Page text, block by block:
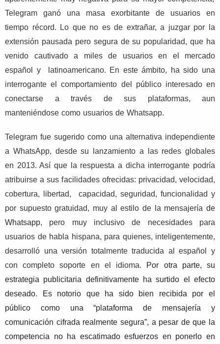
Telegram ganó una masa exorbitante de usuarios en
tiempo récord. Lo que no es de extrañar, a juzgar por la
extensión pausada pero segura de su popularidad, que ha
venido cautivado a miles de usuarios en el mercado
español y
latinoamericano. En este ámbito, ha sido una
interrogante el comportamiento del público interesado en
conectarse a través de sus plataformas, aun
manteniéndose como usuarios de Whatsapp.
Telegram fue sugerido como una alternativa independiente
a WhatsApp, desde su lanzamiento a las redes globales
en 2013. Así que la respuesta a dicha interrogante podría
atribuirse a sus facilidades ofrecidas: privacidad, velocidad,
cobertura, libertad, capacidad, seguridad, funcionalidad y
por supuesto gratuidad, muy al estilo de la mensajería de
Whatsapp, pero muy inclusivo de necesidades para
usuarios de habla hispana, para quienes, inteligentemente,
desarrolló una versión totalmente traducida al español y
con completo soporte en el idioma. Por otra parte, su
estrategia publicitaria definitivamente ha surtido el efecto
deseado. Es notorio que ha sido bien recibida por el
público como una “plataforma de mensajería y
comunicación cifrada realmente segura”, a pesar de que la
competencia no ha escatimado esfuerzos en ponerlo en